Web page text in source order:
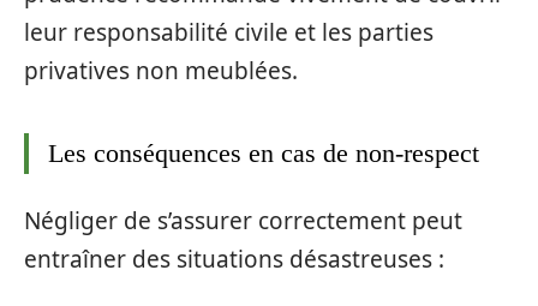
leur responsabilité civile et les parties
privatives non meublées.
Les conséquences en cas de non-respect
Négliger de s’assurer correctement peut
entraîner des situations désastreuses :